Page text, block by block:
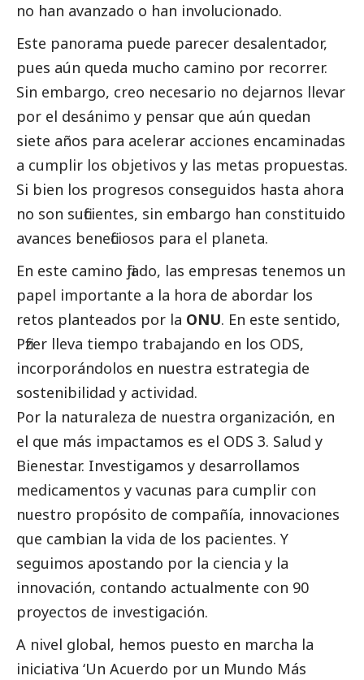
no han avanzado o han involucionado.
Este panorama puede parecer desalentador,
pues aún queda mucho camino por recorrer.
Sin embargo, creo necesario no dejarnos llevar
por el desánimo y pensar que aún quedan
siete años para acelerar acciones encaminadas
a cumplir los objetivos y las metas propuestas.
Si bien los progresos conseguidos hasta ahora
no son suficientes, sin embargo han constituido
avances beneficiosos para el planeta.
En este camino fijado, las empresas tenemos un
papel importante a la hora de abordar los
retos planteados por la ONU. En este sentido,
Pfizer lleva tiempo trabajando en los ODS,
incorporándolos en nuestra estrategia de
sostenibilidad y actividad.
Por la naturaleza de nuestra organización, en
el que más impactamos es el ODS 3. Salud y
Bienestar. Investigamos y desarrollamos
medicamentos y vacunas para cumplir con
nuestro propósito de compañía, innovaciones
que cambian la vida de los pacientes. Y
seguimos apostando por la ciencia y la
innovación, contando actualmente con 90
proyectos de investigación.
A nivel global, hemos puesto en marcha la
iniciativa ‘Un Acuerdo por un Mundo Más